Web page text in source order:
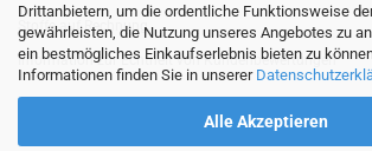
Drittanbietern, um die ordentliche Funktionsweise
gewährleisten, die Nutzung unseres Angebotes zu
ein bestmögliches Einkaufserlebnis bieten zu
Informationen finden Sie in unserer
Alle Akzeptieren
Stoffe auf Rechnung
Information zur Echtheit von Kundenbewertungen